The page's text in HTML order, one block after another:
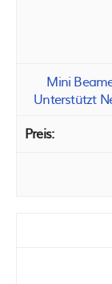
Mini
Unterstützt